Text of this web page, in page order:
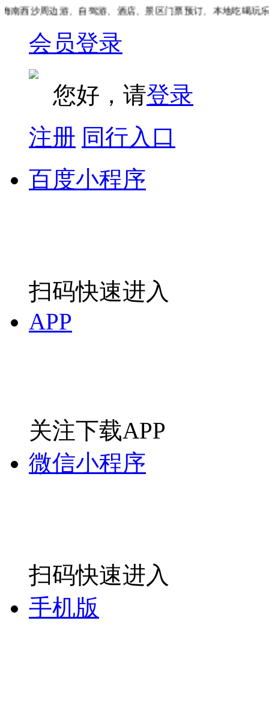
西沙周边游、自驾游、酒店、景区门票预订、本地吃喝玩乐团
会员登录
您好，请登录
注册 同行入口
百度小程序
扫码快速进入
APP
关注下载APP
微信小程序
扫码快速进入
手机版